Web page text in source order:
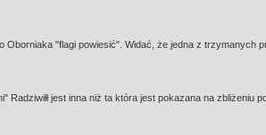
"flagi powiesić". Widać, że jedna z trzymanych
jest inna niż ta która jest pokazana na zbliżeniu